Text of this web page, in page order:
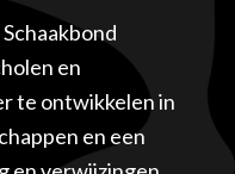
en
te ontwikkelen in
en een